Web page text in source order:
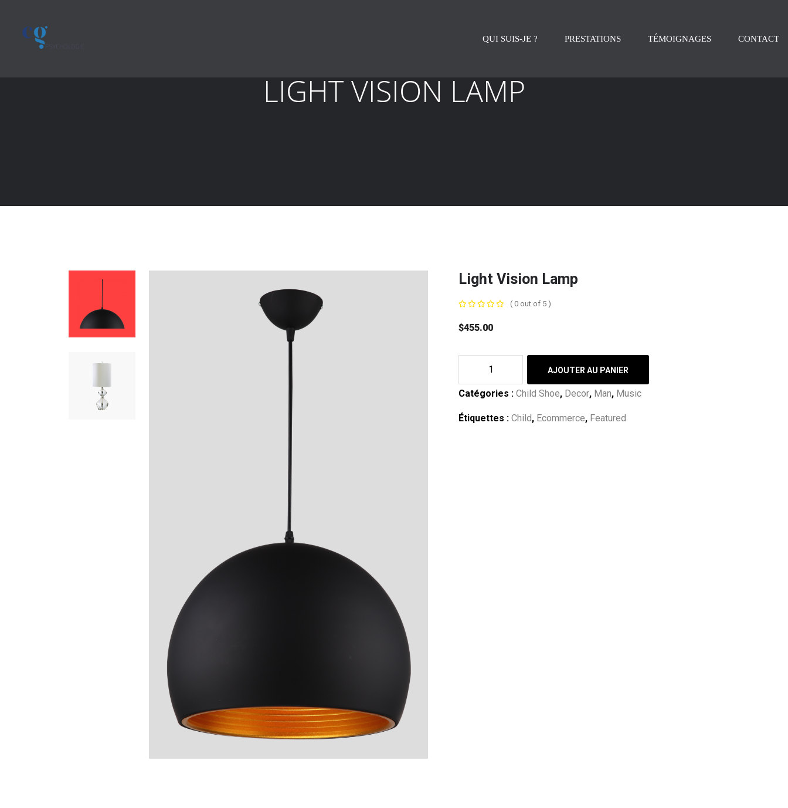
QUI SUIS-JE ? PRESTATIONS TÉMOIGNAGES CONTACT
LIGHT VISION LAMP
Light Vision Lamp
( 0 out of 5 )
$455.00
AJOUTER AU PANIER
Catégories : Child Shoe, Decor, Man, Music
Étiquettes : Child, Ecommerce, Featured